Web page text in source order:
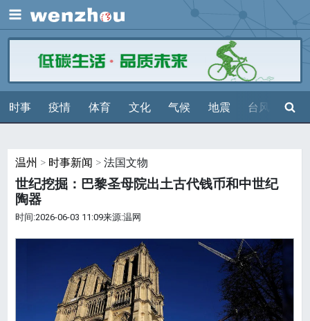
展开
时事 疫情 体育 文化 气候 地震 台风 天气
搜索
温州 > 时事新闻 > 法国文物
世纪挖掘：巴黎圣母院出土古代钱币和中世纪
陶器
时间:2026-06-03 11:09来源:温网